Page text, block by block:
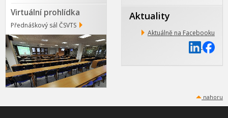
Virtuální prohlídka
Přednáškový sál ČSVTS
Aktuality
Aktuálně na Facebooku
nahoru